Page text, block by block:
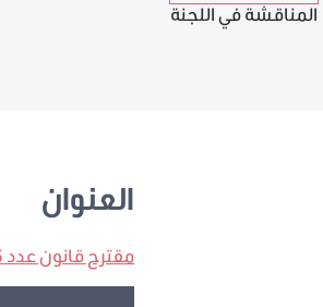
المناقشة في اللجنة
العنوان
مقترح قانون عدد 2019/75